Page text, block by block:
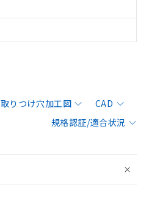
取りつけ穴加工図
CAD
規格認証/適合状況